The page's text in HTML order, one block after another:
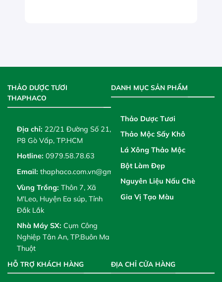
THẢO DƯỢC TƯƠI
THAPHACO
Địa chỉ: 22/21 Đường Số 21,
P8 Gò Vấp, TP.HCM
Hotline: 0979.58.78.63
Email: thaphaco.com.vn@gmail.com
Vùng Trồng: Thôn 7, Xã
M'Leo, Huyện Ea súp, Tỉnh
Đắk Lắk
Nhà Máy SX: Cụm Công
Nghiệp Tân An, TP.Buôn Ma
Thuột
DANH MỤC SẢN PHẨM
Thảo Dược Tươi
Thảo Mộc Sấy Khô
Lá Xông Thảo Mộc
Bột Làm Đẹp
Nguyên Liệu Nấu Chè
Gia Vị Tạo Màu
HỖ TRỢ KHÁCH HÀNG ĐỊA CHỈ CỬA HÀNG